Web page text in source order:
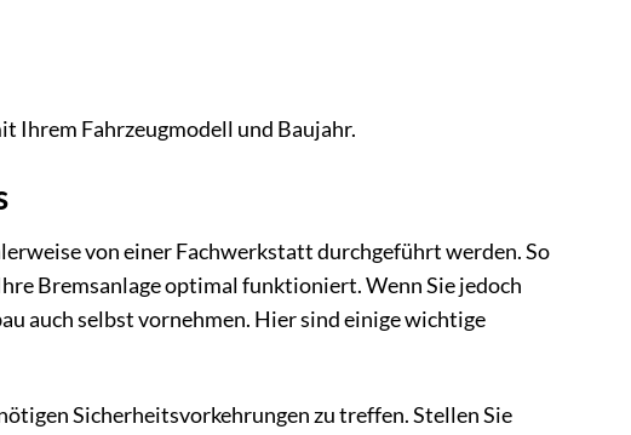
Ihrem Fahrzeugmodell und Baujahr.
von einer Fachwerkstatt durchgeführt werden. So
Bremsanlage optimal funktioniert. Wenn Sie jedoch
auch selbst vornehmen. Hier sind einige wichtige
Sicherheitsvorkehrungen zu treffen. Stellen Sie